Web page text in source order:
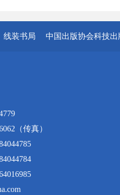
线装书局 中国出版协会科技
（传真）